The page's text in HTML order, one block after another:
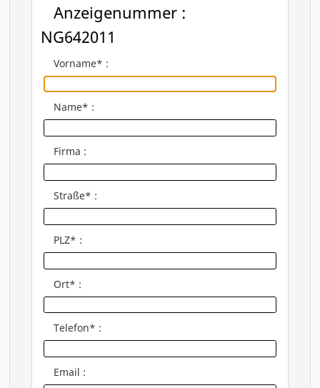
Anzeigenummer :
NG642011
Vorname* :
Name* :
Firma :
Straße* :
PLZ* :
Ort* :
Telefon* :
Email :